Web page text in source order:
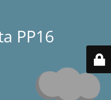
PP16